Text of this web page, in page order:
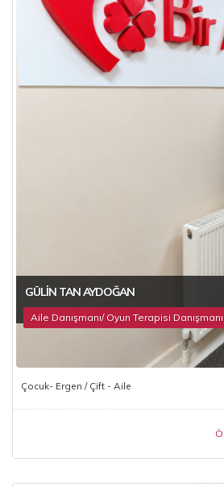
GÜLIN TAN AYDOĞAN
Aile Danışmanı/ Oyun Terapisi
Çocuk- Ergen / Çift - Aile